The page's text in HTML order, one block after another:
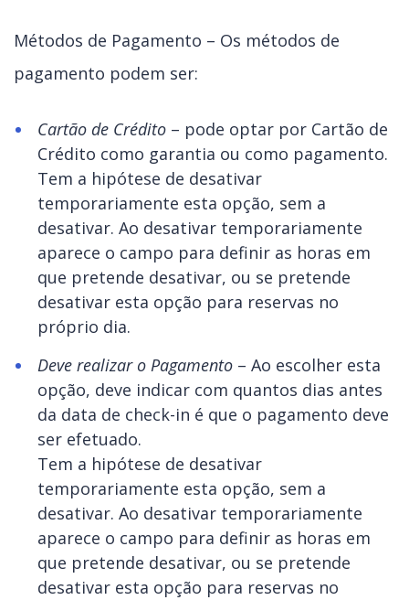
Métodos de Pagamento – Os métodos de
pagamento podem ser:
Cartão de Crédito – pode optar por Cartão de
Crédito como garantia ou como pagamento.
Tem a hipótese de desativar
temporariamente esta opção, sem a
desativar. Ao desativar temporariamente
aparece o campo para definir as horas em
que pretende desativar, ou se pretende
desativar esta opção para reservas no
próprio dia.
Deve realizar o Pagamento – Ao escolher esta
opção, deve indicar com quantos dias antes
da data de check-in é que o pagamento deve
ser efetuado.
Tem a hipótese de desativar
temporariamente esta opção, sem a
desativar. Ao desativar temporariamente
aparece o campo para definir as horas em
que pretende desativar, ou se pretende
desativar esta opção para reservas no